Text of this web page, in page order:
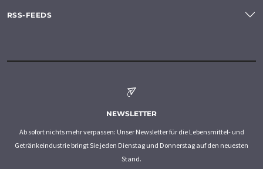
RSS-FEEDS
NEWSLETTER
Ab sofort nichts mehr verpassen: Unser Newsletter für die Lebensmittel- und
Getränkeindustrie bringt Sie jeden Dienstag und Donnerstag auf den neuesten
Stand.